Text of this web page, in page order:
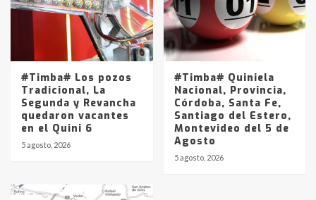
#Timba# Los pozos
Tradicional, La
Segunda y Revancha
quedaron vacantes
en el Quini 6
5 agosto, 2026
#Timba# Quiniela
Nacional, Provincia,
Córdoba, Santa Fe,
Santiago del Estero,
Montevideo del 5 de
Agosto
5 agosto, 2026